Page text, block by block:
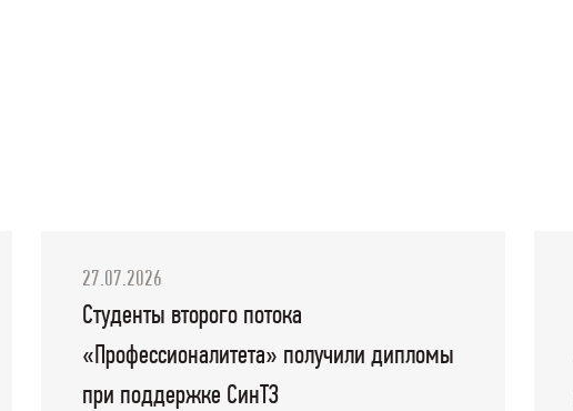
27.07.2026
Студенты второго потока
«Профессионалитета» получили дипломы
при поддержке СинТЗ